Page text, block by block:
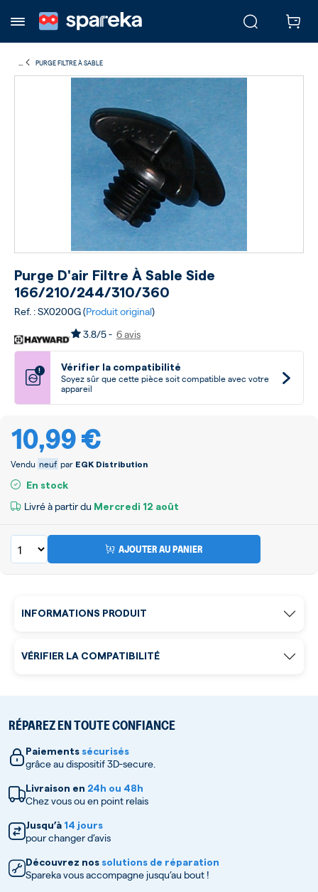
PURGE FILTRE À SABLE
Purge D'air Filtre À Sable Side
166/210/244/310/360
Ref. : SX0200G (Produit original)
3.8/5 - 6 avis
! Vérifier la compatibilité
Soyez sûr que cette pièce soit compatible avec votre
appareil
10,99 €
Vendu neuf par EGK Distribution
En stock
Livré à partir du Mercredi 12 août
AJOUTER AU PANIER
INFORMATIONS PRODUIT
RÉPAREZ EN TOUTE CONFIANCE
Paiements sécurisés
grâce au dispositif 3D-secure.
Livraison en 24h ou 48h
Chez vous ou en point relais
Jusqu’à 14 jours
pour changer d’avis
Découvrez nos solutions de réparation
Spareka vous accompagne jusqu’au bout !
VÉRIFIER LA COMPATIBILITÉ